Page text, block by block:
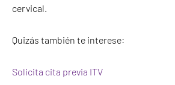
cervical.
Quizás también te interese:
Solicita cita previa ITV